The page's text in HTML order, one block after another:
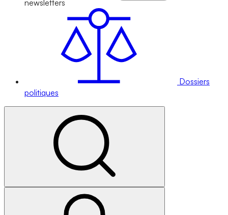
newsletters
Dossiers
politiques